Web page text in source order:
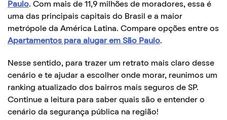
Paulo. Com mais de 11,9 milhões de moradores, essa é
uma das principais capitais do Brasil e a maior
metrópole da América Latina. Compare opções entre os
Apartamentos para alugar em São Paulo.
Nesse sentido, para trazer um retrato mais claro desse
cenário e te ajudar a escolher onde morar, reunimos um
ranking atualizado dos bairros mais seguros de SP.
Continue a leitura para saber quais são e entender o
cenário da segurança pública na região!